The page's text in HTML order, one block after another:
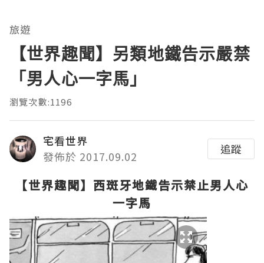
旅遊
【世界趣聞】另類地鐵告示嚴禁
「男人心一字馬」
瀏覽次數:1196
宅看世界
發佈於 2017.09.02
追蹤
【世界趣聞】西斑牙地鐵告示禁止男人心
一字馬